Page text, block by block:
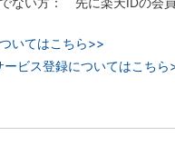
いてはこちら>>
ビス登録についてはこちら